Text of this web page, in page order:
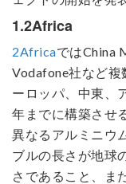
1.2Africa
2AfricaではChina
Vodafone社など複
ーロッパ、中東、
年までに構築させ
異なるアルミニウ
ブルの長さが地球
さであること、ま